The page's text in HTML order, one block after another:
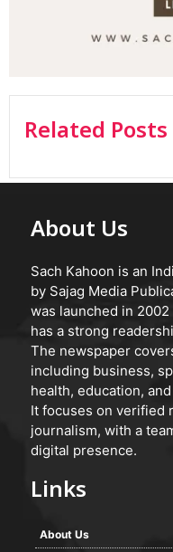
Related Posts
About Us
Sach Kahoon is an
by Sajag Media
was launched in
has a strong
The newspaper
including business,
health, education,
It focuses on verified
journalism, with a
digital presence.
Links
About Us